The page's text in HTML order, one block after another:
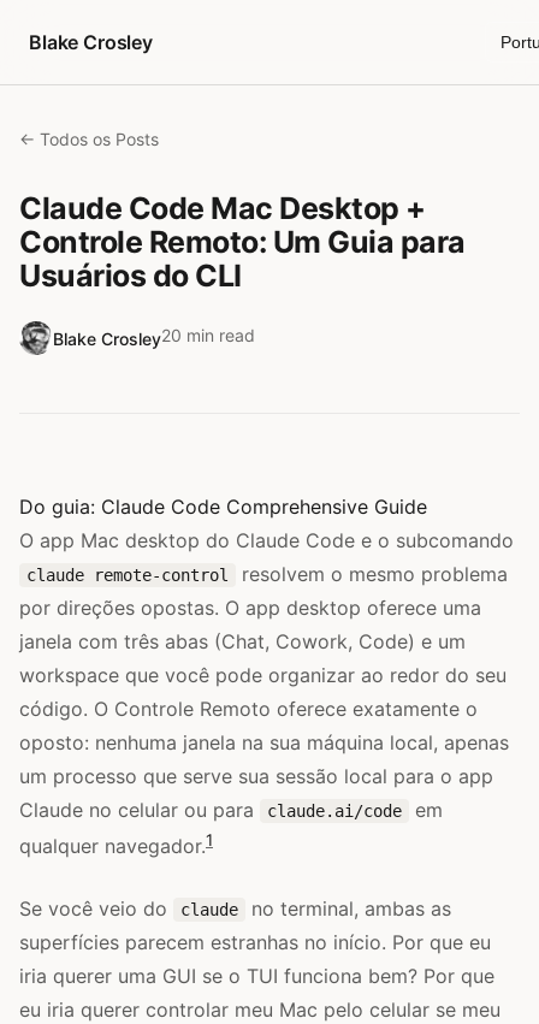
Blake Crosley
← Todos os Posts
Claude Code Mac Desktop +
Controle Remoto: Um Guia para
Usuários do CLI
Blake Crosley20 min read
Do guia: Claude Code Comprehensive Guide
O app Mac desktop do Claude Code e o subcomando
claude remote-control
resolvem o mesmo problema
por direções opostas. O app desktop oferece uma
janela com três abas (Chat, Cowork, Code) e um
workspace que você pode organizar ao redor do seu
código. O Controle Remoto oferece exatamente o
oposto: nenhuma janela na sua máquina local, apenas
um processo que serve sua sessão local para o app
Claude no celular ou para
claude.ai/code
em
qualquer navegador.1
Se você veio do claude
no terminal, ambas as
superfícies parecem estranhas no início. Por que eu
iria querer uma GUI se o TUI funciona bem? Por que
eu iria querer controlar meu Mac pelo celular se meu